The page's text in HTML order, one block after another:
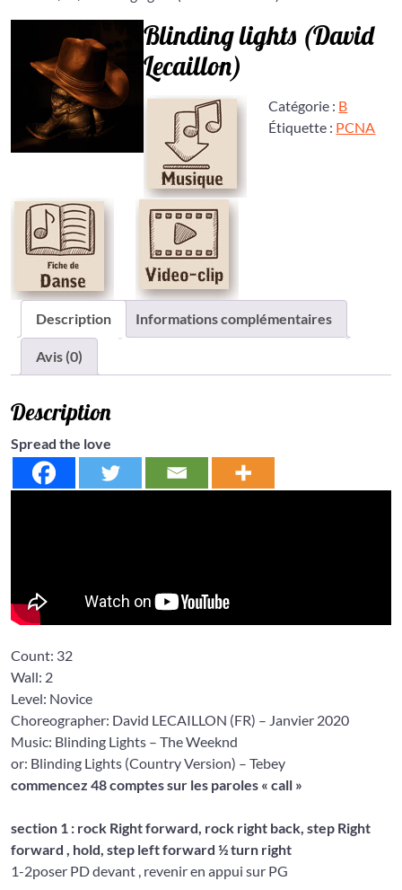
Blinding lights (David
Lecaillon)
Catégorie : B
Étiquette : PCNA
Description Informations complémentaires
Avis (0)
Description
Spread the love
Count: 32
Wall: 2
Level: Novice
Choreographer: David LECAILLON (FR) – Janvier 2020
Music: Blinding Lights – The Weeknd
or: Blinding Lights (Country Version) – Tebey
commencez 48 comptes sur les paroles « call »
section 1 : rock Right forward, rock right back, step Right
forward , hold, step left forward ½ turn right
1-2poser PD devant , revenir en appui sur PG